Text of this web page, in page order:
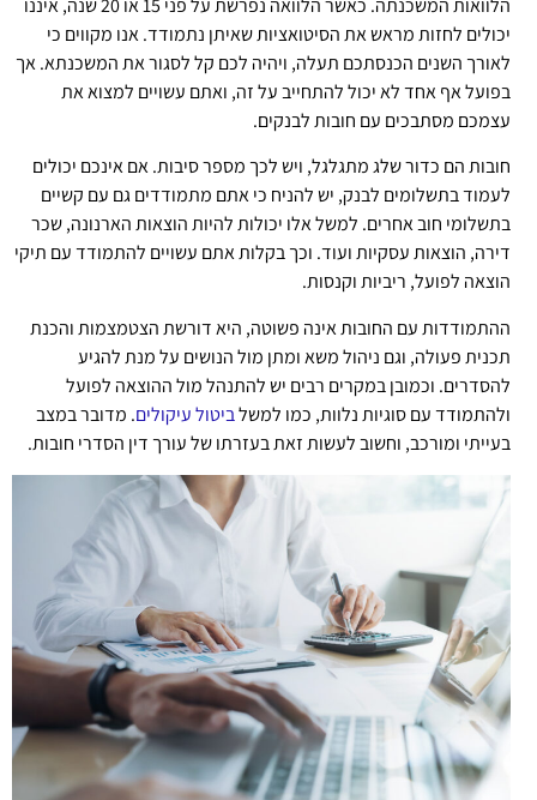
הלוואות המשכנתה. כאשר הלוואה נפרשת על פני 15 או 20 שנה, איננו
יכולים לחזות מראש את הסיטואציות שאיתן נתמודד. אנו מקווים כי
לאורך השנים הכנסתכם תעלה, ויהיה לכם קל לסגור את המשכנתא. אך
בפועל אף אחד לא יכול להתחייב על זה, ואתם עשויים למצוא את
עצמכם מסתבכים עם חובות לבנקים.
חובות הם כדור שלג מתגלגל, ויש לכך מספר סיבות. אם אינכם יכולים
לעמוד בתשלומים לבנק, יש להניח כי אתם מתמודדים גם עם קשיים
בתשלומי חוב אחרים. למשל אלו יכולות להיות הוצאות הארנונה, שכר
דירה, הוצאות עסקיות ועוד. וכך בקלות אתם עשויים להתמודד עם תיקי
הוצאה לפועל, ריביות וקנסות.
ההתמודדות עם החובות אינה פשוטה, היא דורשת הצטמצמות והכנת
תכנית פעולה, וגם ניהול משא ומתן מול הנושים על מנת להגיע
להסדרים. וכמובן במקרים רבים יש להתנהל מול ההוצאה לפועל
ולהתמודד עם סוגיות נלוות, כמו למשלביטול עיקולים. מדובר במצב
בעייתי ומורכב, וחשוב לעשות זאת בעזרתו של עורך דין הסדרי חובות.